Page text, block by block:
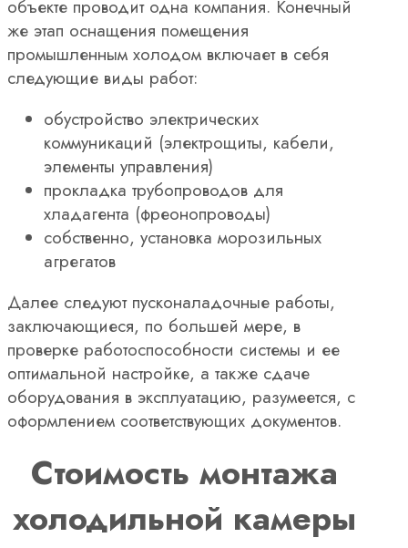
объекте проводит одна компания. Конечный
же этап оснащения помещения
промышленным холодом включает в себя
следующие виды работ:
обустройство электрических
коммуникаций (электрощиты, кабели,
элементы управления)
прокладка трубопроводов для
хладагента (фреонопроводы)
собственно, установка морозильных
агрегатов
Далее следуют пусконаладочные работы,
заключающиеся, по большей мере, в
проверке работоспособности системы и ее
оптимальной настройке, а также сдаче
оборудования в эксплуатацию, разумеется, с
оформлением соответствующих документов.
Стоимость монтажа
холодильной камеры